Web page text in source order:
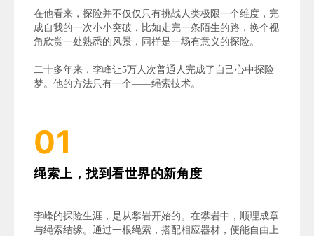
在他看来，探险并不仅仅只有挑战人类极限一个维度，完
成自我的一次小小突破，比如走完一条陌生的路，换个视
角欣赏一处熟悉的风景，同样是一场有意义的探险。
二十多年来，李峰让5万人次普通人完成了自己心中探险
梦。他的方法只有一个——绳索技术。
01
绳索上，找到看世界的新角度
李峰的探险生涯，是从攀岩开始的。在攀岩中，顺理成章
与绳索结缘。通过一根绳索，搭配相应器材，便能自由上